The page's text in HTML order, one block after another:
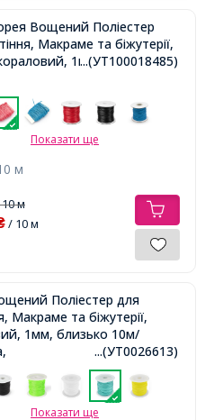
Вощений Поліестер
Макраме та біжутерії,
1мм,
...(УТ100018485)
Показати ще
м
м
/ 10 м
Поліестер для
Макраме та біжутерії,
1мм, близько 10м/
...(УТ0026613)
Показати ще